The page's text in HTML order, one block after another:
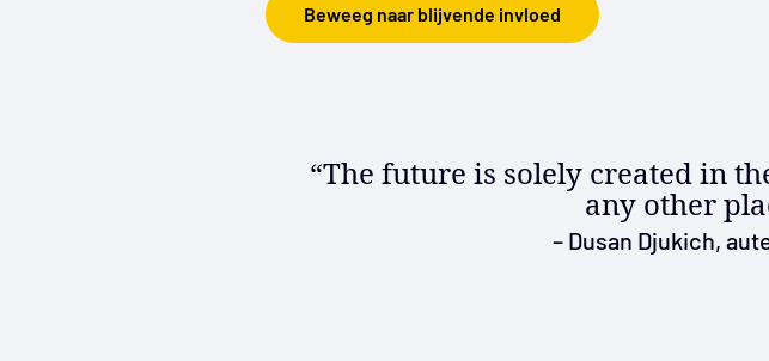
Beweeg naar blijvende invloed
“The future is solely created in
any other
– Dusan Djukich,